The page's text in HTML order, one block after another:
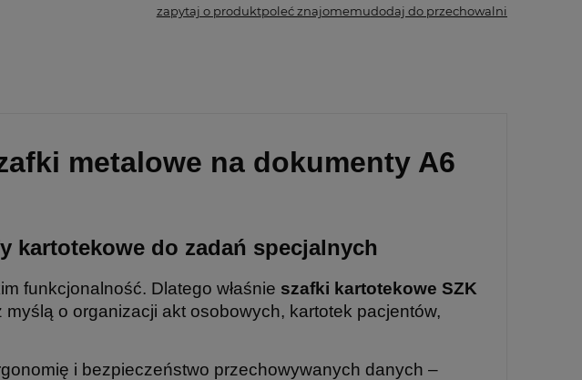
zapytaj o produktpoleć znajomemudodaj do przechowalni
metalowe na dokumenty A6
kartotekowe do zadań specjalnych
funkcjonalność. Dlatego właśnie szafki kartotekowe SZK
myślą o organizacji akt osobowych, kartotek pacjentów,
i bezpieczeństwo przechowywanych danych –